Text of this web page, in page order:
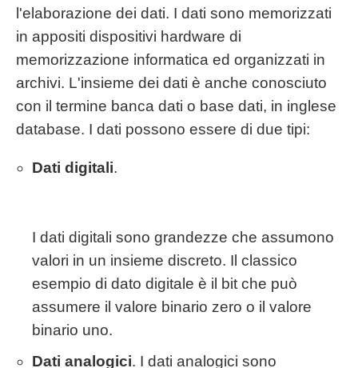
l'elaborazione dei dati. I dati sono memorizzati
in appositi dispositivi hardware di
memorizzazione informatica ed organizzati in
archivi. L'insieme dei dati è anche conosciuto
con il termine banca dati o base dati, in inglese
database. I dati possono essere di due tipi:
Dati digitali.
I dati digitali sono grandezze che assumono
valori in un insieme discreto. Il classico
esempio di dato digitale è il bit che può
assumere il valore binario zero o il valore
binario uno.
Dati analogici. I dati analogici sono